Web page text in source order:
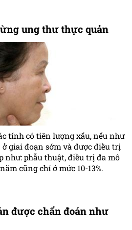
ung thư thực quản
tính có tiên lượng xấu, nếu như
giai đoạn sớm và được điều trị
như: phẫu thuật, điều trị đa mô
cũng chỉ ở mức 10-13%.
được chẩn đoán như